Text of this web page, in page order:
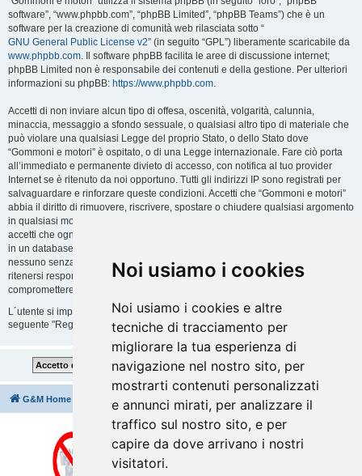
Noi usiamo i cookies
Noi usiamo i cookies e altre
tecniche di tracciamento per
migliorare la tua esperienza di
navigazione nel nostro sito, per
mostrarti contenuti personalizzati
e annunci mirati, per analizzare il
traffico sul nostro sito, e per
capire da dove arrivano i nostri
visitatori.
software”, “www.phpbb.com”, “phpBB Limited”, “phpBB Teams”) che è un
software per la creazione di comunità web rilasciata sotto “
GNU General Public License v2” (in seguito “GPL”) liberamente scaricabile da
www.phpbb.com. Il software phpBB facilita le aree di discussione internet;
phpBB Limited non è responsabile dei contenuti e della gestione. Per ulteriori
informazioni su phpBB: https://www.phpbb.com.
Accetti di non inviare alcun tipo di offesa, oscenità, volgarità, calunnia,
minaccia, messaggio a sfondo sessuale, o qualsiasi altro tipo di materiale che
può violare una qualsiasi Legge del proprio Stato, o dello Stato dove
“Gommoni e motori” è ospitato, o di una Legge internazionale. Fare ciò porta
all’immediato e permanente divieto di accesso, con notifica al tuo provider
Internet se è ritenuto da noi opportuno. Tutti gli indirizzi IP sono registrati per
salvaguardare e rinforzare queste condizioni. Accetti che “Gommoni e motori”
abbia il diritto di rimuovere, riscrivere, spostare o chiudere qualsiasi argomento
in qualsiasi momento lo ritenga necessario. Come fruitore di questo servizio,
accetti che ogni informazione (dato personale) tu abbia inviato sia conservata
in un database. Al contempo queste informazioni non saranno divulgate a
nessuno senza il tuo consenso, né “Gommoni e motori” o phpBB sono da
ritenersi responsabili per qualsiasi violazione al sistema che possa
compromettere queste informazioni.
L´utente si impegna a rispettare le regole del forum indicate nella sezione
seguente "Regole":
Guarda le regole del Forum
G&M Home Tutti gli orari sonoUTC+02:00
Cancella cookie